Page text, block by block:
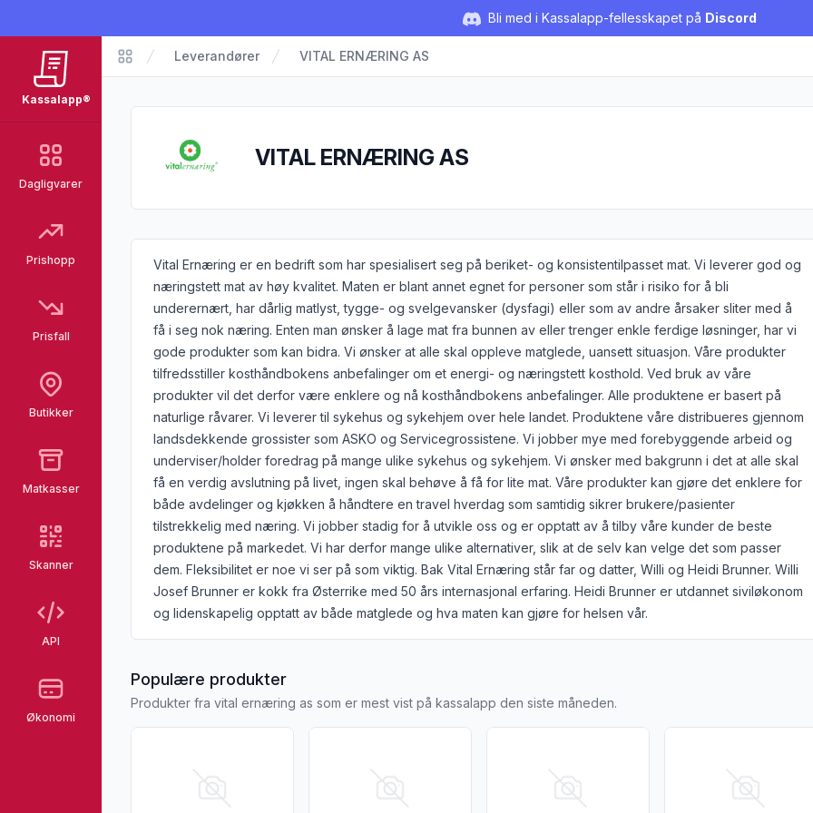
Bli med i Kassalapp-fellesskapet på Discord
Kassalapp®
Dagligvarer
Prishopp
Prisfall
Butikker
Matkasser
Skanner
API
Økonomi
Kassalapp
Leverandører VITAL ERNÆRING AS
VITAL ERNÆRING AS
Informasjon om leverandøren
Vital Ernæring er en bedrift som har spesialisert seg på beriket- og konsistentilpasset mat. Vi leverer god og
næringstett mat av høy kvalitet. Maten er blant annet egnet for personer som står i risiko for å bli
underernært, har dårlig matlyst, tygge- og svelgevansker (dysfagi) eller som av andre årsaker sliter med å
få i seg nok næring. Enten man ønsker å lage mat fra bunnen av eller trenger enkle ferdige løsninger, har vi
gode produkter som kan bidra. Vi ønsker at alle skal oppleve matglede, uansett situasjon. Våre produkter
tilfredsstiller kosthåndbokens anbefalinger om et energi- og næringstett kosthold. Ved bruk av våre
produkter vil det derfor være enklere og nå kosthåndbokens anbefalinger. Alle produktene er basert på
naturlige råvarer. Vi leverer til sykehus og sykehjem over hele landet. Produktene våre distribueres gjennom
landsdekkende grossister som ASKO og Servicegrossistene. Vi jobber mye med forebyggende arbeid og
underviser/holder foredrag på mange ulike sykehus og sykehjem. Vi ønsker med bakgrunn i det at alle skal
få en verdig avslutning på livet, ingen skal behøve å få for lite mat. Våre produkter kan gjøre det enklere for
både avdelinger og kjøkken å håndtere en travel hverdag som samtidig sikrer brukere/pasienter
tilstrekkelig med næring. Vi jobber stadig for å utvikle oss og er opptatt av å tilby våre kunder de beste
produktene på markedet. Vi har derfor mange ulike alternativer, slik at de selv kan velge det som passer
dem. Fleksibilitet er noe vi ser på som viktig. Bak Vital Ernæring står far og datter, Willi og Heidi Brunner. Willi
Josef Brun­ner er kokk fra Østerrike med 50 års internasjonal erfaring. Heidi Brunner er utdannet siviløkonom
og lidenskapelig opptatt av både matglede og hva maten kan gjøre for helsen vår.
Populære produkterfra VITAL ERNÆRING AS
Produkter fra vital ernæring as som er mest vist på kassalapp den siste måneden.